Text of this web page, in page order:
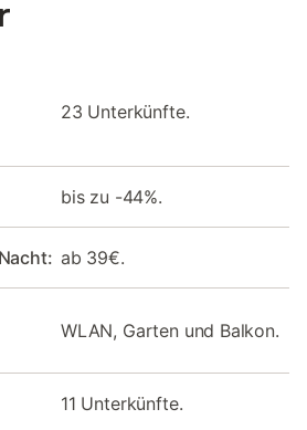
23 Unterkünfte.
bis zu -44%.
ab 39€.
WLAN, Garten und Balkon.
11 Unterkünfte.